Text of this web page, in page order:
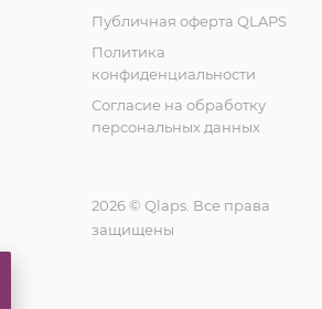
Публичная оферта QLAPS
Политика
конфиденциальности
Согласие на обработку
персональных данных
2026 © Qlaps. Все права
защищены